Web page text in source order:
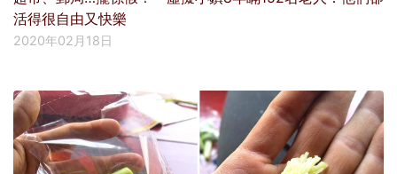
活得很自由又快樂
2020年02月18日